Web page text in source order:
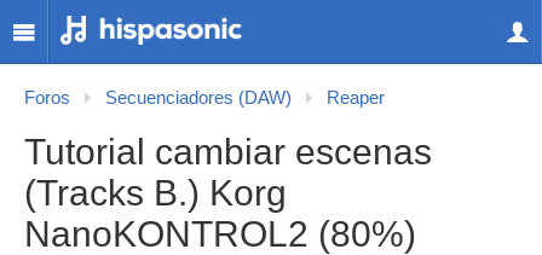
Foros Secuenciadores (DAW) Reaper
Tutorial cambiar escenas
(Tracks B.) Korg
NanoKONTROL2 (80%)